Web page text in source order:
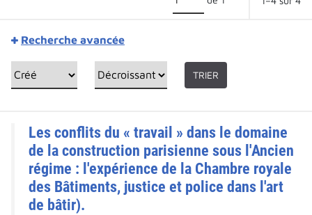
Recherche avancée
TRIER
Les conflits du « travail » dans le domaine
de la construction parisienne sous l'Ancien
régime : l'expérience de la Chambre royale
des Bâtiments, justice et police dans l'art
de bâtir).